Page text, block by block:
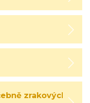
zrakových